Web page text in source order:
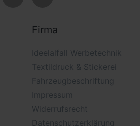
Firma
Ideelalfall Werbetechnik
Textildruck & Stickerei
Fahrzeugbeschriftung
Impressum
Widerrufsrecht
Datenschutzerklärung